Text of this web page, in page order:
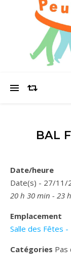
BAL
Date/heure
Date(s) - 27/11/
20 h 30 min - 23
Emplacement
Salle des Fêtes -
Catégories Pas